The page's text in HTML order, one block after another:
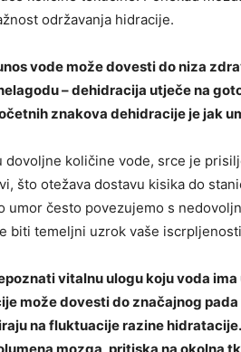
održavanja hidracije.
vode može dovesti do niza
– dehidracija utječe na
znakova dehidracije je jak
dovoljne količine vode, srce je
što otežava dostavu kisika do
umor često povezujemo s
biti temeljni uzrok vaše
vitalnu ulogu koju voda
može dovesti do značajnog
na fluktuacije razine